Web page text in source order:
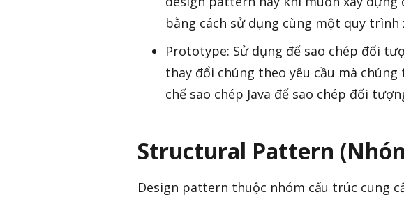
bằng cách sử dụng cùng một quy
Prototype: Sử dụng để sao chép đối
thay đổi chúng theo yêu cầu mà
chế sao chép Java để sao chép đối
Structural Pattern
Design pattern thuộc nhóm cấu trúc cung